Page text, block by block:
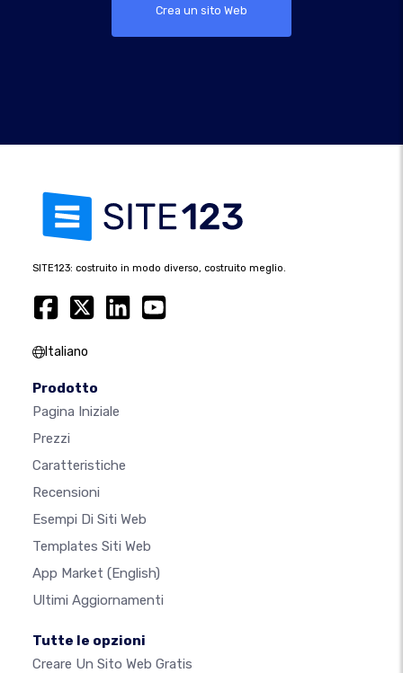
Crea un sito Web
SITE123: costruito in modo diverso, costruito meglio.
Italiano
Prodotto
Pagina Iniziale
Prezzi
Caratteristiche
Recensioni
Esempi Di Siti Web
Templates Siti Web
App Market (English)
Ultimi Aggiornamenti
Tutte le opzioni
Creare Un Sito Web Gratis